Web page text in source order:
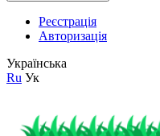
Реєстрація
Авторизація
Українська
Ru Ук